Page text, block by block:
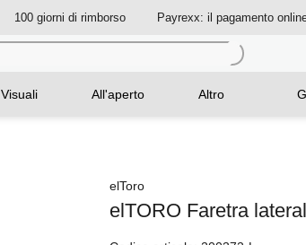
100 giorni di rimborso Payrexx: il pagamento
Visuali All'aperto Altro
elToro
elTORO Faretra